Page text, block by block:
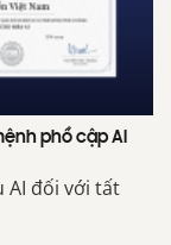
phổ cập AI
AI đối với tất